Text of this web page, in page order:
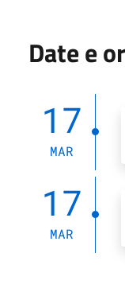
Date e
17
MAR
17
MAR